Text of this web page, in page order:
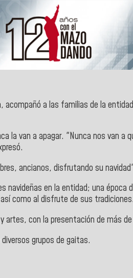
, acompañó a las familias de la
la van a apagar. "Nunca nos van a
ancianos, disfrutando su
navideñas en la entidad; una época
como al disfrute de sus tradiciones.
con la presentación de más
grupos de gaitas.